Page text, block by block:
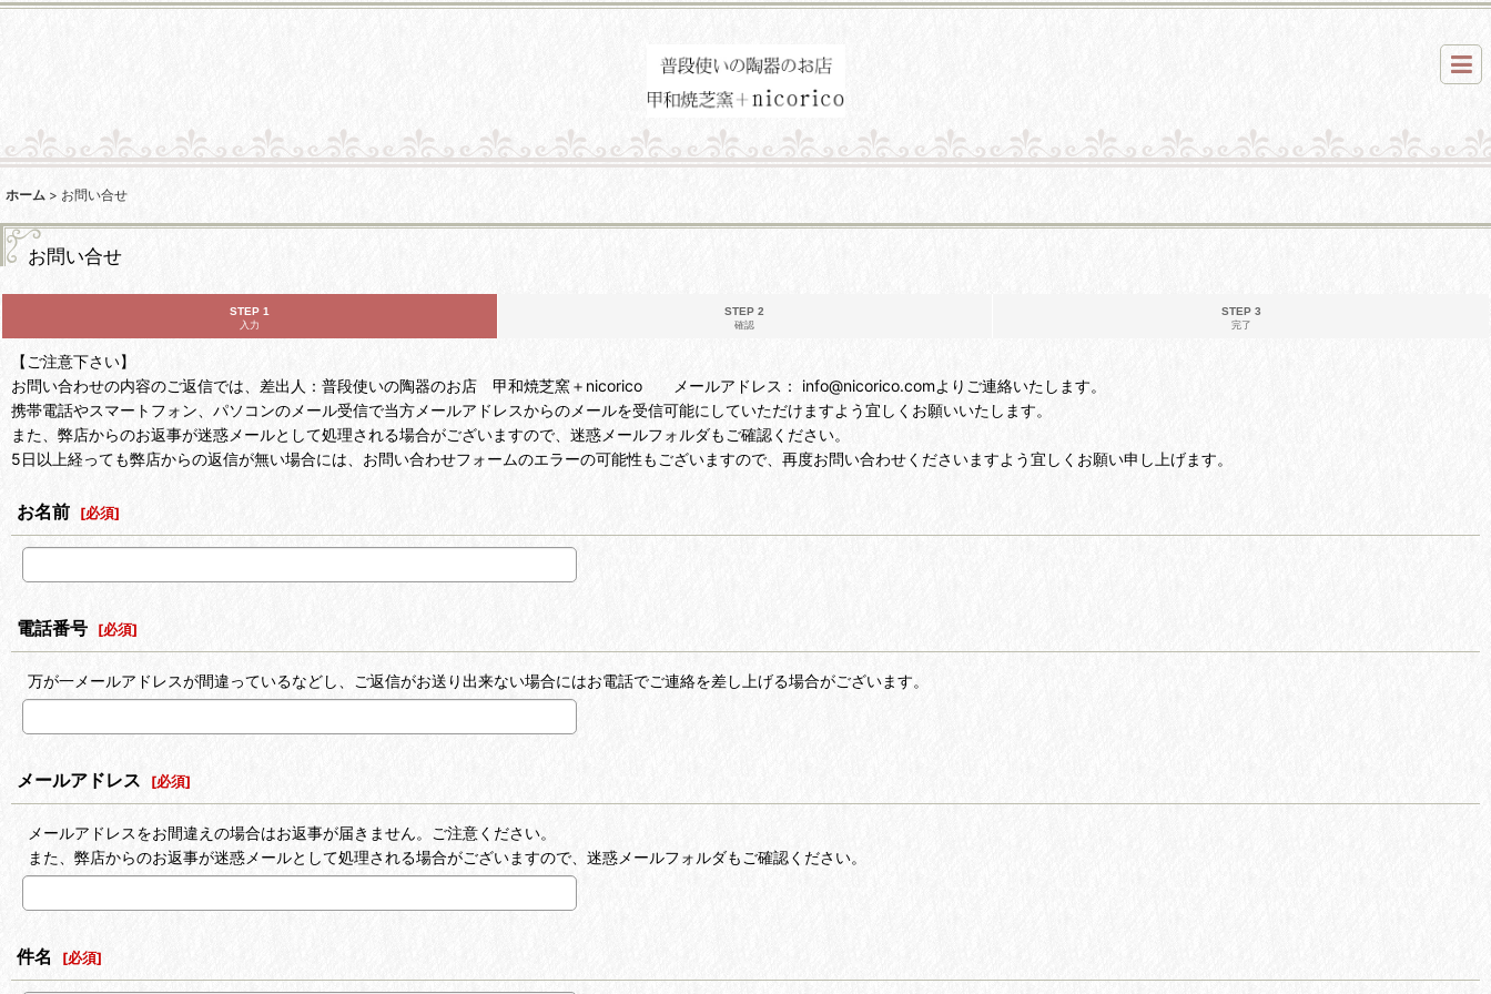
ホーム > お問い合せ
お問い合せ
STEP 1
入力
STEP 2
確認
STEP 3
完了
【ご注意下さい】
お問い合わせの内容のご返信では、差出人：普段使いの陶器のお店 甲和焼芝窯＋nicorico メールアドレス： info@nicorico.comよりご連絡いたします。
携帯電話やスマートフォン、パソコンのメール受信で当方メールアドレスからのメールを受信可能にしていただけますよう宜しくお願いいたします。
また、弊店からのお返事が迷惑メールとして処理される場合がございますので、迷惑メールフォルダもご確認ください。
5日以上経っても弊店からの返信が無い場合には、お問い合わせフォームのエラーの可能性もございますので、再度お問い合わせくださいますよう宜しくお願い申し上げます。
お名前 [必須]
電話番号 [必須]
万が一メールアドレスが間違っているなどし、ご返信がお送り出来ない場合にはお電話でご連絡を差し上げる場合がございます。
メールアドレス [必須]
メールアドレスをお間違えの場合はお返事が届きません。ご注意ください。
また、弊店からのお返事が迷惑メールとして処理される場合がございますので、迷惑メールフォルダもご確認ください。
件名 [必須]